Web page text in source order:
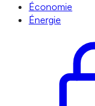
Économie
Énergie